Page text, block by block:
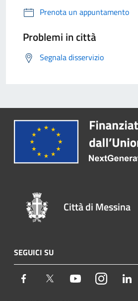
Prenota un appuntamento
Problemi in città
Segnala disservizio
Città di Messina
SEGUICI SU
Facebook Twitter YoutubeInstagram